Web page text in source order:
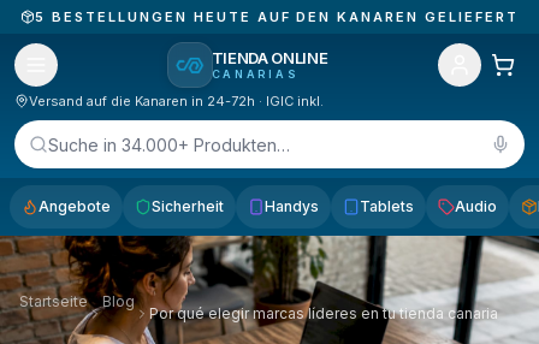
5 BESTELLUNGEN HEUTE AUF DEN KANAREN GELIEFERT
TIENDA ONLINE
CANARIAS
Versand auf die Kanaren in 24-72h · IGIC inkl.
Suche in 34.000+ Produkten…
Angebote Sicherheit Handys Tablets Audio
Startseite Blog
Por qué elegir marcas líderes en tu tienda canaria